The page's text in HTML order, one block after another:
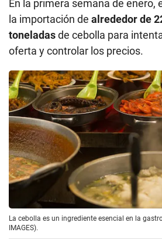
En la primera semana de enero,
la importación de alrededor de
toneladasde cebolla para
oferta y controlar los precios.
La cebolla es un ingrediente esencial en la
IMAGES).